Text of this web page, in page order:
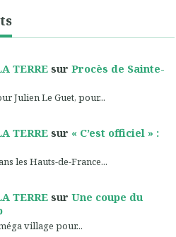
TERRE sur Procès de Sainte-
Julien Le Guet, pour...
TERRE sur « C’est officiel » :
les Hauts-de-France...
TERRE sur Une coupe du
village pour...